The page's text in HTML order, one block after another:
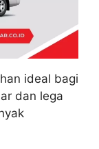
ideal bagi
dan lega